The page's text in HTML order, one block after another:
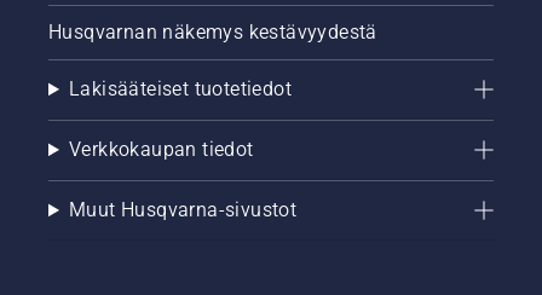
Husqvarnan näkemys kestävyydestä
Lakisääteiset tuotetiedot
Verkkokaupan tiedot
Muut Husqvarna-sivustot